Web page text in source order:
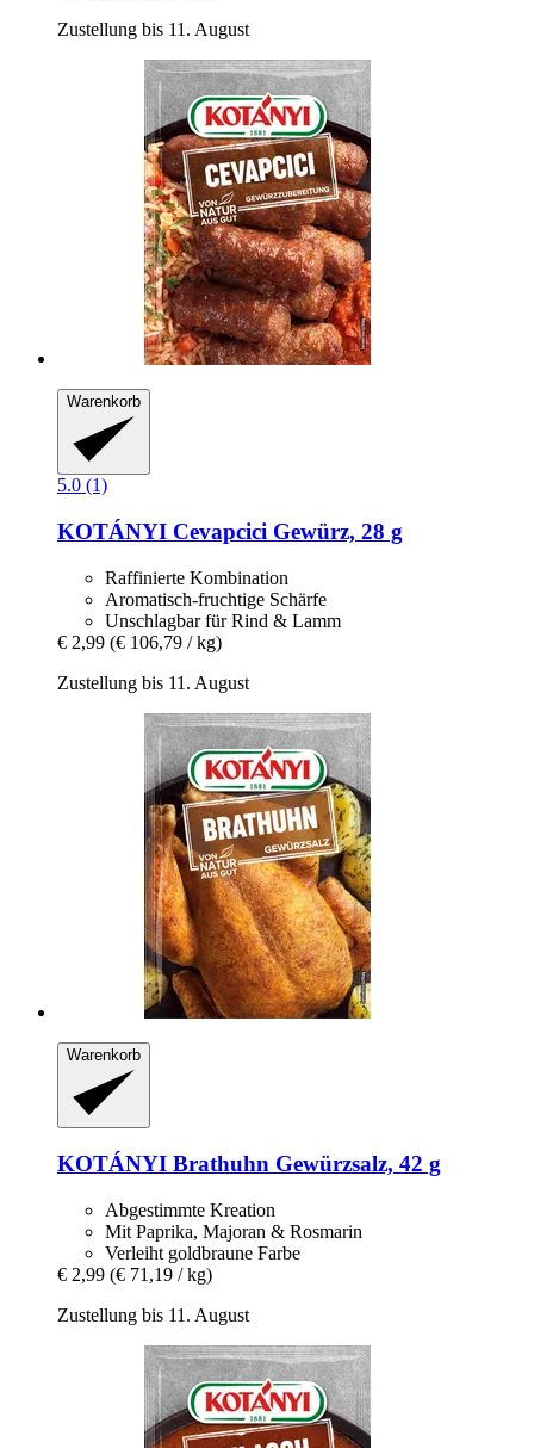
Zustellung bis 11. August
Warenkorb
5.0 (1)
KOTÁNYI Cevapcici Gewürz, 28 g
Raffinierte Kombination
Aromatisch-fruchtige Schärfe
Unschlagbar für Rind & Lamm
€ 2,99 (€ 106,79 / kg)
Zustellung bis 11. August
Warenkorb
KOTÁNYI Brathuhn Gewürzsalz, 42 g
Abgestimmte Kreation
Mit Paprika, Majoran & Rosmarin
Verleiht goldbraune Farbe
€ 2,99 (€ 71,19 / kg)
Zustellung bis 11. August